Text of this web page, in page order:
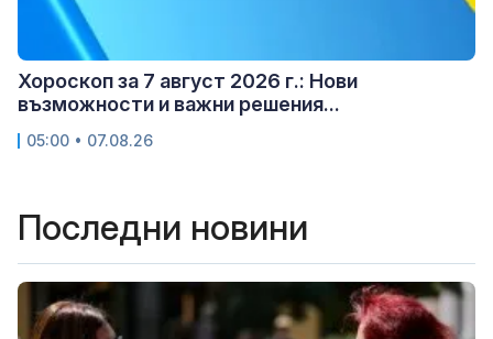
Хороскоп за 7 август 2026 г.: Нови
възможности и важни решения...
05:00 • 07.08.26
Последни новини